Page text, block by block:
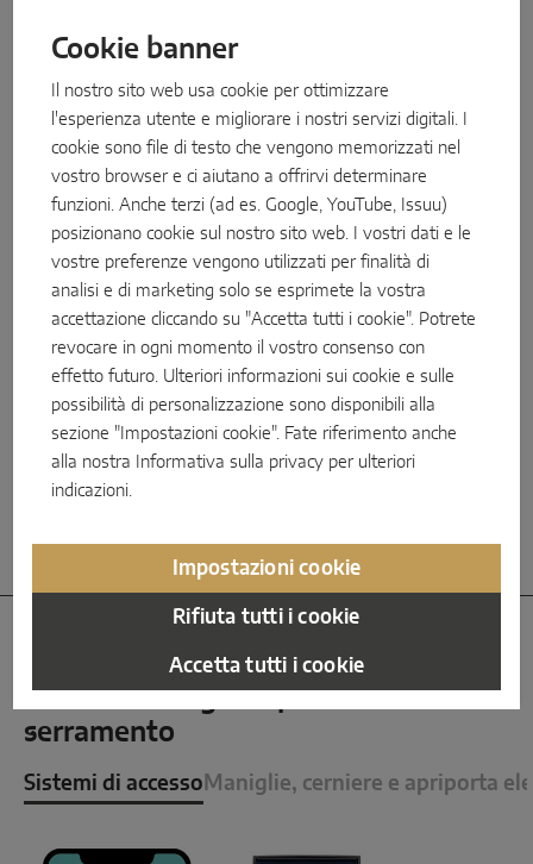
Motore ottimizzato
Apertura completamente automatica:un motore
opzionale, installabile in un secondo
momento, integra lo sblocco tradizionale con
chiave con una versione motorizzata. Il nuovo
motore garantisce tempi di sblocco
significativamente più rapidi, di un solo secondo,
e un’acustica migliorata, offrendo un accesso
sensibilmente più agevole. È possibile avere
anche una funzione giorno motorizzata.
Soluzioni integrate per il sistema
serramento
Sistemi di accesso Maniglie, cerniere e apriporta
Cookie banner
Il nostro sito web usa cookie per ottimizzare
l'esperienza utente e migliorare i nostri servizi digitali. I
cookie sono file di testo che vengono memorizzati nel
vostro browser e ci aiutano a offrirvi determinare
funzioni. Anche terzi (ad es. Google, YouTube, Issuu)
posizionano cookie sul nostro sito web. I vostri dati e le
vostre preferenze vengono utilizzati per finalità di
analisi e di marketing solo se esprimete la vostra
accettazione cliccando su "Accetta tutti i cookie". Potrete
revocare in ogni momento il vostro consenso con
effetto futuro. Ulteriori informazioni sui cookie e sulle
possibilità di personalizzazione sono disponibili alla
sezione "Impostazioni cookie". Fate riferimento anche
alla nostra
Informativa sulla privacy per ulteriori
indicazioni.
Impostazioni cookie
Rifiuta tutti i cookie
Accetta tutti i cookie